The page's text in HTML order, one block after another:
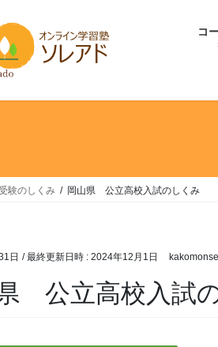
コ
験のしくみ 岡山県 公立高校入試のしくみ
日 / 最終更新日時 : 2024年12月1日
公立高校入試